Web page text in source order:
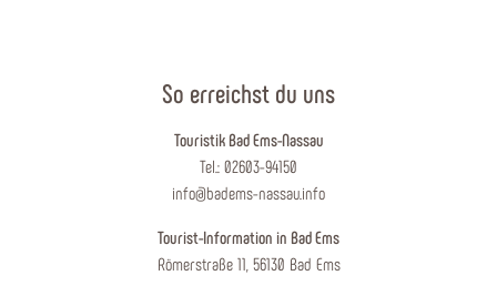
So erreichst du uns
Touristik Bad Ems-Nassau
Tel.: 02603-94150
info@badems-nassau.info
Tourist-Information in Bad Ems
Römerstraße 11, 56130 Bad Ems